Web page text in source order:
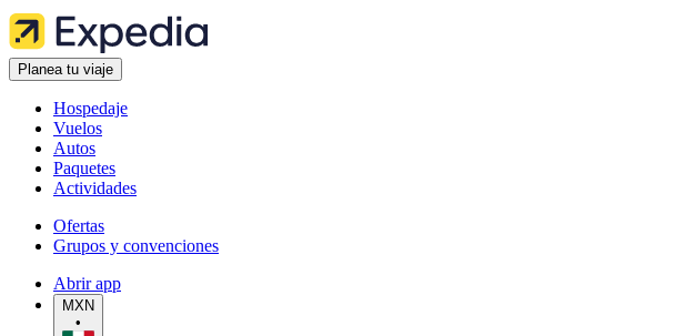
Planea tu viaje
Hospedaje
Vuelos
Autos
Paquetes
Actividades
Ofertas
Grupos y convenciones
Abrir app
MXN
•